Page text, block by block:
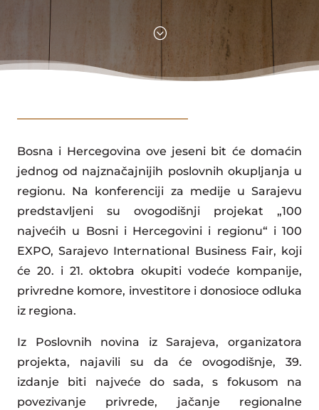
;
Bosna i Hercegovina ove jeseni bit će domaćin
jednog od najznačajnijih poslovnih okupljanja u
regionu. Na konferenciji za medije u Sarajevu
predstavljeni su ovogodišnji projekat „100
najvećih u Bosni i Hercegovini i regionu“ i 100
EXPO, Sarajevo International Business Fair, koji
će 20. i 21. oktobra okupiti vodeće kompanije,
privredne komore, investitore i donosioce odluka
iz regiona.
Iz Poslovnih novina iz Sarajeva, organizatora
projekta, najavili su da će ovogodišnje, 39.
izdanje biti najveće do sada, s fokusom na
povezivanje privrede, jačanje regionalne